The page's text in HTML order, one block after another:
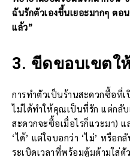
ฉันรักตัวเองขึ้นเยอะมากๆ ตอ
แล้ว”
3. ขีดขอบเขตใ
การทำตัวเป็นร้านสะดวกซื้อที่
ไม่ได้ทำให้คุณเป็นที่รัก แต่กลั
สะดวกจะซื้อเมื่อไรก็แวะมา)
‘ได้’ แต่ใจบอกว่า ‘ไม่’ หรือ
ระเบิดเวลาที่พร้อมตู้มต้ามใส่